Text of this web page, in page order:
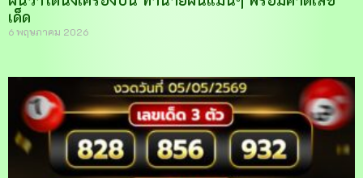
เด็ด
6 พฤษภาคม 2026